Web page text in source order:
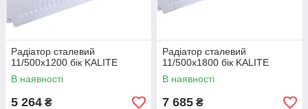
Радіатор сталевий
11/500х1200 бік KALITE
В наявності
5 264 ₴
Радіатор сталевий
11/500х1800 бік KALITE
В наявності
7 685 ₴